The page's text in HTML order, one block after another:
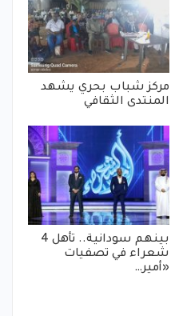
مركز شباب بحري يشهد
المنتدى الثقافي
بينهم سودانية.. تأهل 4
شعراء في تصفيات
«أمير…